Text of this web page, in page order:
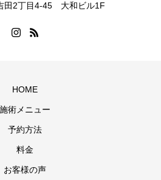
田2丁目4-45 大和ビル1F
HOME
施術メニュー
予約方法
料金
お客様の声